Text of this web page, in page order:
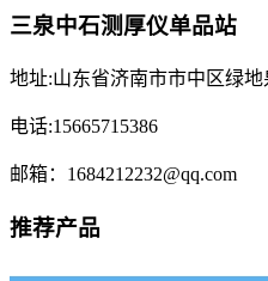
三泉中石测厚仪单品站
地址:山东省济南市市中区绿
电话:15665715386
邮箱：1684212232@qq.com
推荐产品